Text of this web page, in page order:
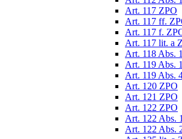
Art. 117 ZPO
Art. 117 ff.
Art. 117 f.
Art. 117 lit. a
Art. 118 Abs.
Art. 119 Abs.
Art. 119 Abs.
Art. 120 ZPO
Art. 121 ZPO
Art. 122 ZPO
Art. 122 Abs.
Art. 122 Abs.